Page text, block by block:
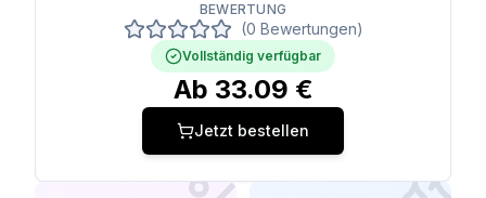
BEWERTUNG
(0 Bewertungen)
Vollständig verfügbar
Ab 33.09 €
Jetzt bestellen